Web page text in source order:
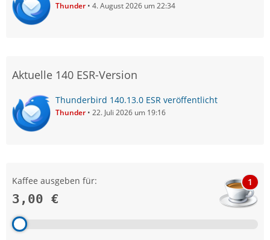
Thunder 4. August 2026 um 22:34
Aktuelle 140 ESR-Version
Thunderbird 140.13.0 ESR veröffentlicht
Thunder 22. Juli 2026 um 19:16
Kaffee ausgeben für:
3,00 €
1